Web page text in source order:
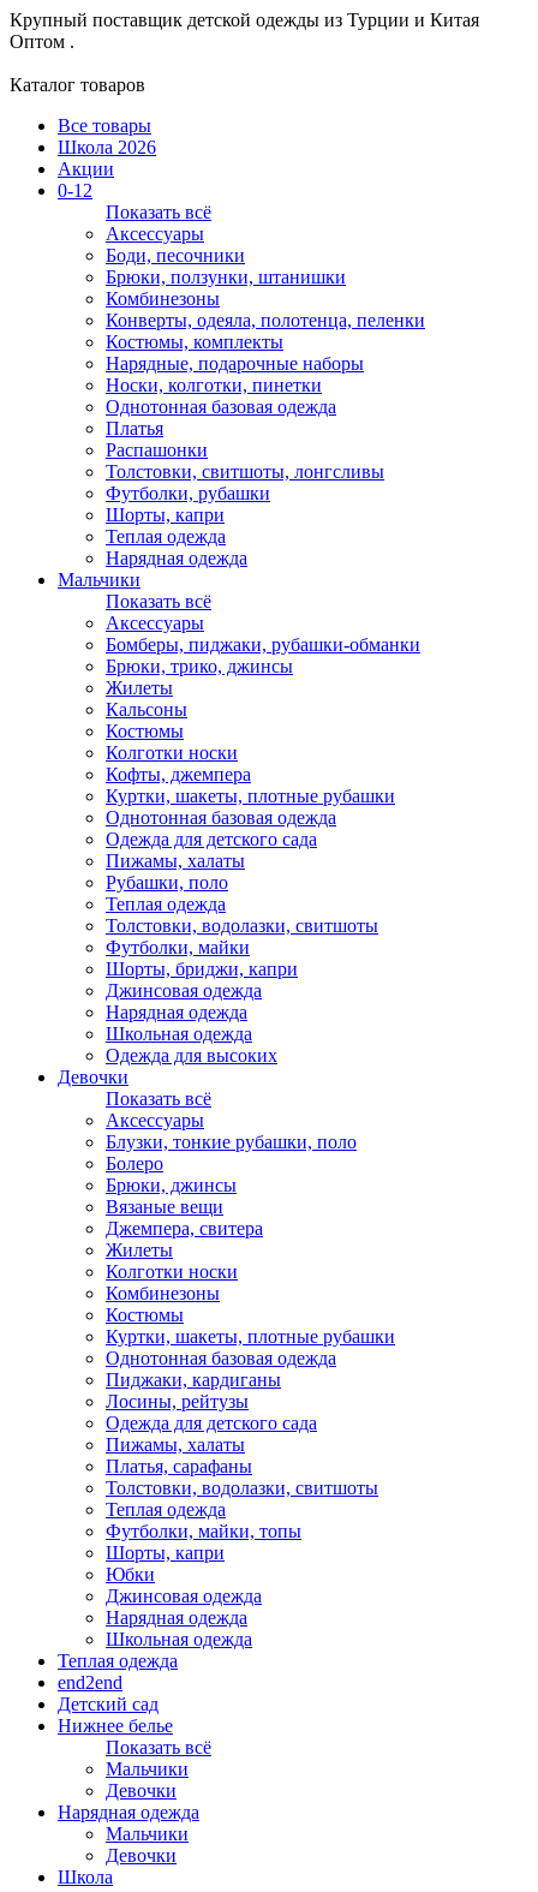
Крупный поставщик детской одежды из Турции и Китая
Оптом .
Каталог товаров
Все товары
Школа 2026
Акции
0-12
Показать всё
Аксессуары
Боди, песочники
Брюки, ползунки, штанишки
Комбинезоны
Конверты, одеяла, полотенца, пеленки
Костюмы, комплекты
Нарядные, подарочные наборы
Носки, колготки, пинетки
Однотонная базовая одежда
Платья
Распашонки
Толстовки, свитшоты, лонгсливы
Футболки, рубашки
Шорты, капри
Теплая одежда
Нарядная одежда
Мальчики
Показать всё
Аксессуары
Бомберы, пиджаки, рубашки-обманки
Брюки, трико, джинсы
Жилеты
Кальсоны
Костюмы
Колготки носки
Кофты, джемпера
Куртки, шакеты, плотные рубашки
Однотонная базовая одежда
Одежда для детского сада
Пижамы, халаты
Рубашки, поло
Теплая одежда
Толстовки, водолазки, свитшоты
Футболки, майки
Шорты, бриджи, капри
Джинсовая одежда
Нарядная одежда
Школьная одежда
Одежда для высоких
Девочки
Показать всё
Аксессуары
Блузки, тонкие рубашки, поло
Болеро
Брюки, джинсы
Вязаные вещи
Джемпера, свитера
Жилеты
Колготки носки
Комбинезоны
Костюмы
Куртки, шакеты, плотные рубашки
Однотонная базовая одежда
Пиджаки, кардиганы
Лосины, рейтузы
Одежда для детского сада
Пижамы, халаты
Платья, сарафаны
Толстовки, водолазки, свитшоты
Теплая одежда
Футболки, майки, топы
Шорты, капри
Юбки
Джинсовая одежда
Нарядная одежда
Школьная одежда
Теплая одежда
end2end
Детский сад
Нижнее белье
Показать всё
Мальчики
Девочки
Нарядная одежда
Мальчики
Девочки
Школа